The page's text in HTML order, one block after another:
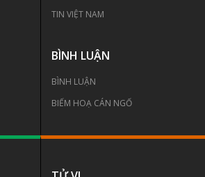
TIN VIỆT NAM
BÌNH LUẬN
BÌNH LUẬN
BIẾM HOẠ CÁN NGỐ